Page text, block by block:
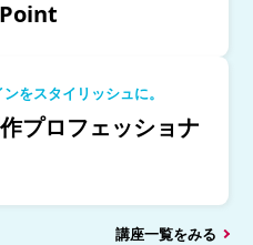
をスタイリッシュに。
プロフェッショナ
講座一覧をみる